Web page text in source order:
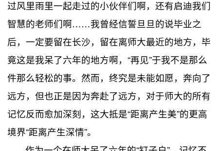
过风里雨里一起走过的小伙伴们啊，还有启迪我们
智慧的老师们啊……我曾经信誓旦旦的说毕业之
后，一定要留在长沙，留在离师大最近的地方，毕
竟这是我呆了六年的地方啊，“再见”于我不是那么
件那么轻松的事。然而，终究是未能如愿，奔向了
远方，但也正是因为奔赴了远方，对于师大的所有
记忆反而愈加深刻，这大抵是“距离产生美”的更高
境界“距离产生深情”。